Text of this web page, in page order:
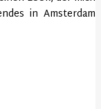
in Amsterdam